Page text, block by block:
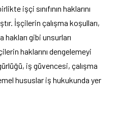
işçi sınıfının haklarını
İşçilerin çalışma koşulları,
gibi unsurları
haklarını dengelemeyi
iş güvencesi, çalışma
hususlar iş hukukunda yer